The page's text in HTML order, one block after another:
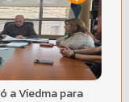
a Viedma para